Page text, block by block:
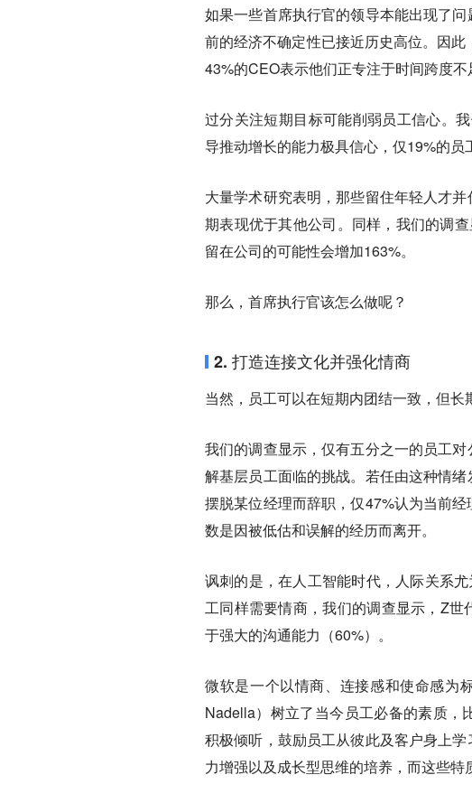
如果一些首席执行官的领导本能出现了
前的经济不确定性已接近历史高位。因
43%的CEO表示他们正专注于时间跨度不
过分关注短期目标可能削弱员工信心。
导推动增长的能力极具信心，仅19%的员
大量学术研究表明，那些留住年轻人才
期表现优于其他公司。同样，我们的调
留在公司的可能性会增加163%。
那么，首席执行官该怎么做呢？
2. 打造连接文化并强化情商
当然，员工可以在短期内团结一致，但长
我们的调查显示，仅有五分之一的员工
解基层员工面临的挑战。若任由这种情
摆脱某位经理而辞职，仅47%认为当前
数是因被低估和误解的经历而离开。
讽刺的是，在人工智能时代，人际关系
工同样需要情商，我们的调查显示，Z
于强大的沟通能力（60%）。
微软是一个以情商、连接感和使命感为
Nadella）树立了当今员工必备的素质，
积极倾听，鼓励员工从彼此及客户身上
力增强以及成长型思维的培养，而这些特